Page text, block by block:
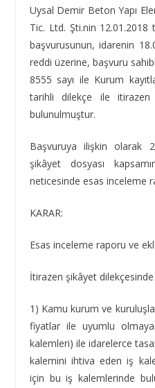
Uysal Demir Beton Yapı
Tic. Ltd. Şti.nin 12.01.2018
başvurusunun, idarenin
reddi üzerine, başvuru
8555 sayı ile Kurum
tarihli dilekçe ile itirazen
bulunulmuştur.
Başvuruya ilişkin olarak
şikâyet dosyası
neticesinde esas inceleme
KARAR:
Esas inceleme raporu ve
İtirazen şikâyet
1) Kamu kurum ve
fiyatlar ile uyumlu
kalemleri) ile idarelerce
kalemini ihtiva eden iş
için bu iş kalemlerinde